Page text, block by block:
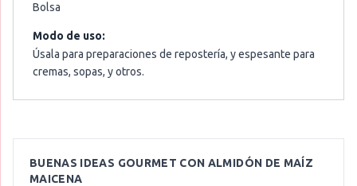
Bolsa
Modo de uso:
Úsala para preparaciones de repostería, y espesante para
cremas, sopas, y otros.
BUENAS IDEAS GOURMET CON ALMIDÓN DE MAÍZ
MAICENA